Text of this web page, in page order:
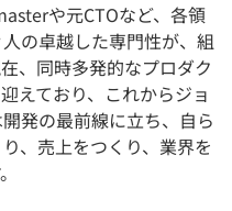
や元CTOなど、各領
の卓越した専門性が、組
、同時多発的なプロダク
えており、これからジョ
発の最前線に立ち、自ら
、売上をつくり、業界を